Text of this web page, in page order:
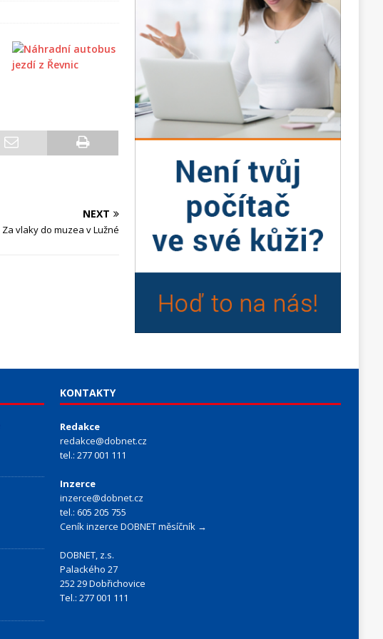
NEXT
Za vlaky do muzea v Lužné
KONTAKTY
Redakce
redakce@dobnet.cz
tel.: 277 001 111
Inzerce
inzerce@dobnet.cz
tel.: 605 205 755
Ceník inzerce DOBNET měsíčník →
DOBNET, z.s.
Palackého 27
252 29 Dobřichovice
Tel.: 277 001 111